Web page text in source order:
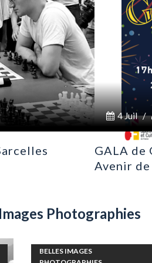
4 Juil /
GALA de
Avenir
Photographies
BELLES IMAGES